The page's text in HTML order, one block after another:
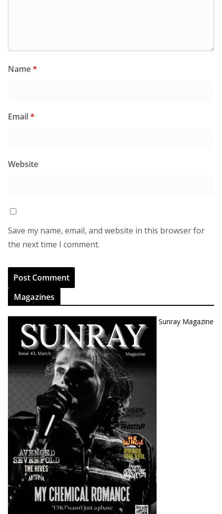
Name*
Email*
Website
Save my name, email, and website in this browser for
the next time I comment.
Magazines
Sunray Magazine